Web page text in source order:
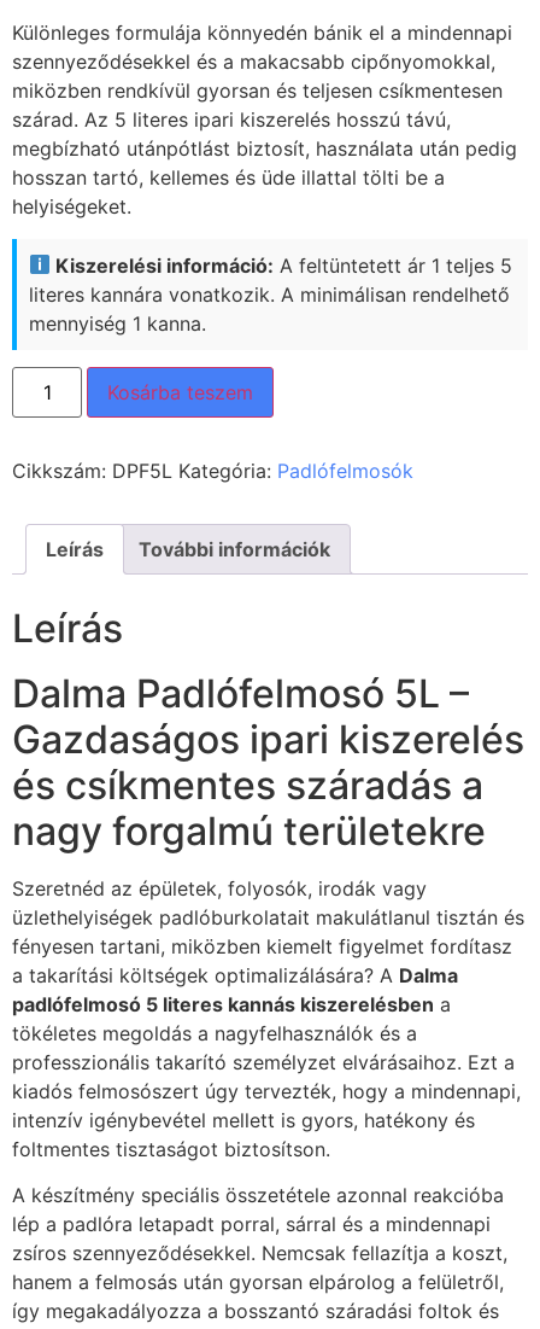
Különleges formulája könnyedén bánik el a mindennapi
szennyeződésekkel és a makacsabb cipőnyomokkal,
miközben rendkívül gyorsan és teljesen csíkmentesen
szárad. Az 5 literes ipari kiszerelés hosszú távú,
megbízható utánpótlást biztosít, használata után pedig
hosszan tartó, kellemes és üde illattal tölti be a
helyiségeket.
Kiszerelési információ: A feltüntetett ár 1 teljes 5
literes kannára vonatkozik. A minimálisan rendelhető
mennyiség 1 kanna.
Kosárba teszem
Cikkszám: DPF5L Kategória: Padlófelmosók
Leírás További információk
Leírás
Dalma Padlófelmosó 5L –
Gazdaságos ipari kiszerelés
és csíkmentes száradás a
nagy forgalmú területekre
Szeretnéd az épületek, folyosók, irodák vagy
üzlethelyiségek padlóburkolatait makulátlanul tisztán és
fényesen tartani, miközben kiemelt figyelmet fordítasz
a takarítási költségek optimalizálására? A Dalma
padlófelmosó 5 literes kannás kiszerelésben a
tökéletes megoldás a nagyfelhasználók és a
professzionális takarító személyzet elvárásaihoz. Ezt a
kiadós felmosószert úgy tervezték, hogy a mindennapi,
intenzív igénybevétel mellett is gyors, hatékony és
foltmentes tisztaságot biztosítson.
A készítmény speciális összetétele azonnal reakcióba
lép a padlóra letapadt porral, sárral és a mindennapi
zsíros szennyeződésekkel. Nemcsak fellazítja a koszt,
hanem a felmosás után gyorsan elpárolog a felületről,
így megakadályozza a bosszantó száradási foltok és